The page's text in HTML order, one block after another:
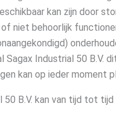
kan zijn door
niet behoorlijk
Sagax Industrial 50
kan op ieder moment
50 B.V. kan van tijd tot